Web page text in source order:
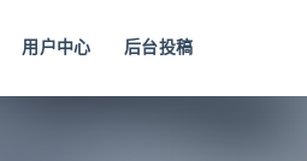
用户中心 后台投稿